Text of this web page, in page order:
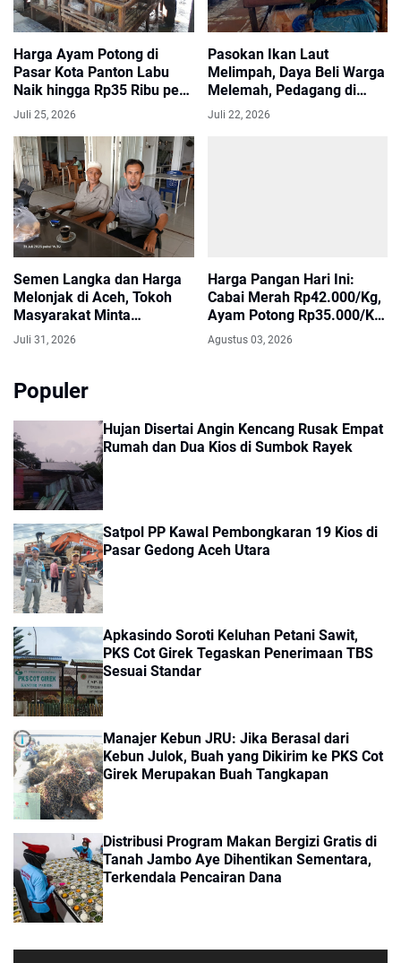
Harga Ayam Potong di
Pasar Kota Panton Labu
Naik hingga Rp35 Ribu per
Kilogram
Juli 25, 2026
Pasokan Ikan Laut
Melimpah, Daya Beli Warga
Melemah, Pedagang di
Panton Labu Keluhkan
Juli 22, 2026
Semen Langka dan Harga
Melonjak di Aceh, Tokoh
Masyarakat Minta
Pemerintah Segera
Bertindak
Juli 31, 2026
Harga Pangan Hari Ini:
Cabai Merah Rp42.000/Kg,
Ayam Potong Rp35.000/Kg,
Bawang Merah Gayo
Rp25.000/Kg
Agustus 03, 2026
Populer
Hujan Disertai Angin Kencang Rusak Empat
Rumah dan Dua Kios di Sumbok Rayek
Satpol PP Kawal Pembongkaran 19 Kios di
Pasar Gedong Aceh Utara
Apkasindo Soroti Keluhan Petani Sawit,
PKS Cot Girek Tegaskan Penerimaan TBS
Sesuai Standar
Manajer Kebun JRU: Jika Berasal dari
Kebun Julok, Buah yang Dikirim ke PKS Cot
Girek Merupakan Buah Tangkapan
Distribusi Program Makan Bergizi Gratis di
Tanah Jambo Aye Dihentikan Sementara,
Terkendala Pencairan Dana